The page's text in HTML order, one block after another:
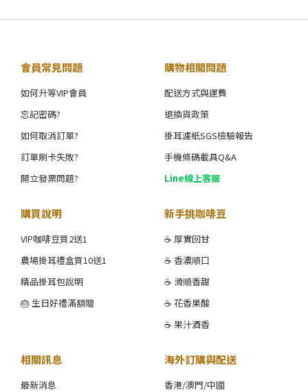
會員常見問題
如何升等VIP會員
忘記密碼?
如何取消訂單?
訂單刷卡失敗?
開立發票問題?
購物相關問題
配送方式與運費
退換貨政策
掛耳濾紙SGS檢驗報告
手機條碼載具Q&A
Line線上客服
購買說明
VIP咖啡豆買2送1
農場掛耳禮盒買10送1
精品掛耳包說明
🎂 生日好禮滿額贈
新手挑咖啡豆
☕ 厚實回甘
☕ 香濃順口
☕ 滑順香甜
☕ 花香果酸
☕ 果汁酒香
相關訊息
最新消息
海外訂購與配送
香港/澳門/中國